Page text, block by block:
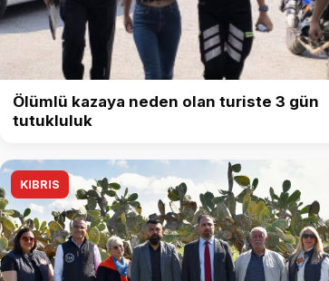
Ölümlü kazaya neden olan turiste 3 gün
tutukluluk
KIBRIS